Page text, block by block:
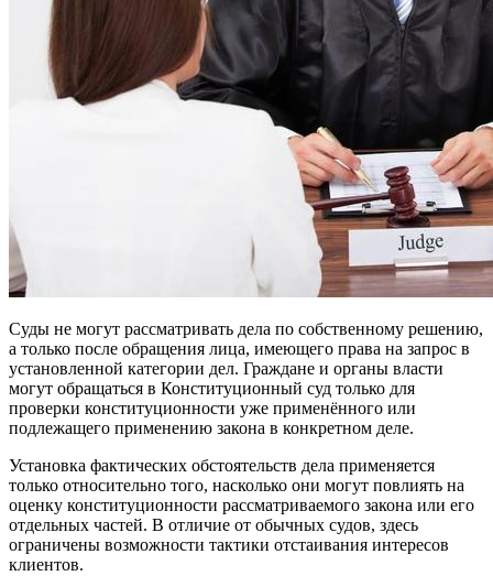
Суды не могут рассматривать дела по собственному решению,
а только после обращения лица, имеющего права на запрос в
установленной категории дел. Граждане и органы власти
могут обращаться в Конституционный суд только для
проверки конституционности уже применённого или
подлежащего применению закона в конкретном деле.
Установка фактических обстоятельств дела применяется
только относительно того, насколько они могут повлиять на
оценку конституционности рассматриваемого закона или его
отдельных частей. В отличие от обычных судов, здесь
ограничены возможности тактики отстаивания интересов
клиентов.